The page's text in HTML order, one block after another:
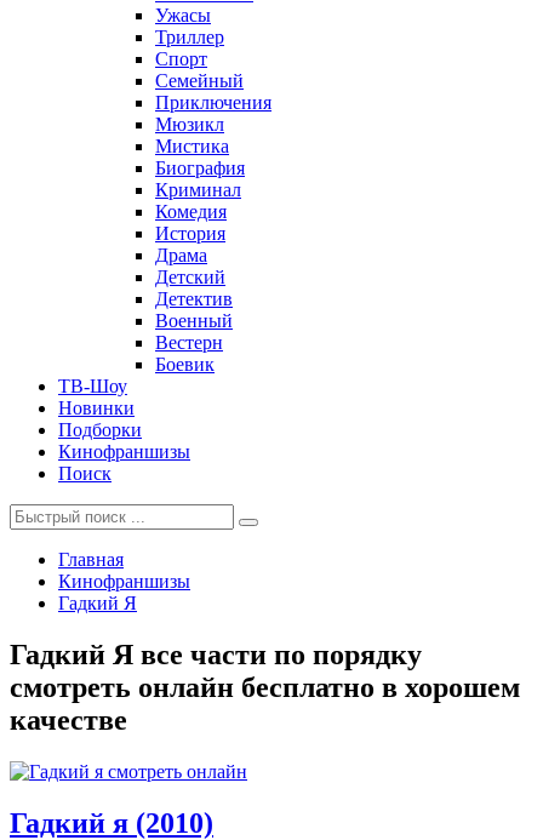
Ужасы
Триллер
Спорт
Семейный
Приключения
Мюзикл
Мистика
Биография
Криминал
Комедия
История
Драма
Детский
Детектив
Военный
Вестерн
Боевик
ТВ-Шоу
Новинки
Подборки
Кинофраншизы
Поиск
Главная
Кинофраншизы
Гадкий Я
Гадкий Я все части по порядку
смотреть онлайн бесплатно в хорошем
качестве
Гадкий я (2010)